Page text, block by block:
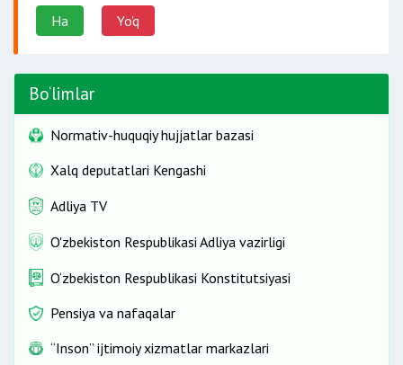
saylovchilarning
Qonunchilik palatasi deputatlarining va
Ha Yo'q
Bo‘limlar
Normativ-huquqiy hujjatlar bazasi
Xalq deputatlari Kengashi
Adliya TV
O'zbekiston Respublikasi Adliya vazirligi
O‘zbekiston Respublikasi Konstitutsiyasi
Pensiya va nafaqalar
“Inson” ijtimoiy xizmatlar markazlari